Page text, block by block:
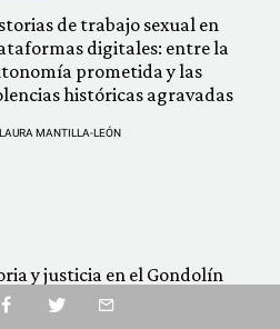
Facebook
de trabajo sexual en
digitales: entre la
prometida y las
históricas agravadas
LAURA MANTILLA-LEÓN
y justicia en el Gondolín